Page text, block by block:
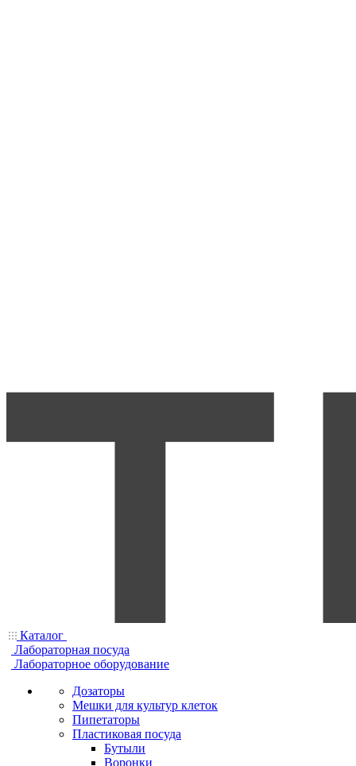
Каталог
Лабораторная посуда
Лабораторное оборудование
Дозаторы
Мешки для культур клеток
Пипетаторы
Пластиковая посуда
Бутыли
Воронки